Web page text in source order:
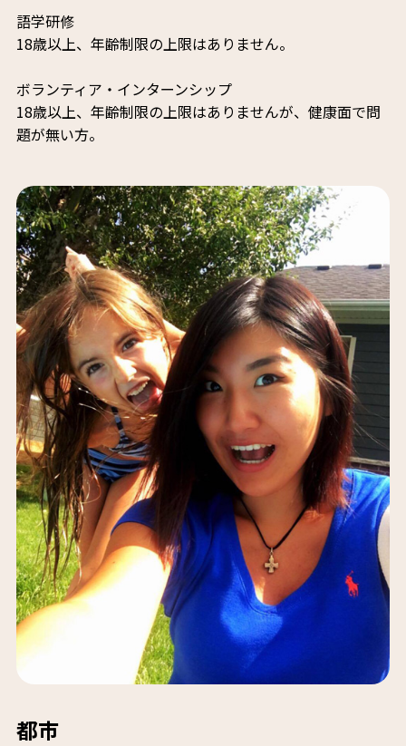
語学研修
18歳以上、年齢制限の上限はありません。
ボランティア・インターンシップ
18歳以上、年齢制限の上限はありませんが、健康面で問
題が無い方。
都市